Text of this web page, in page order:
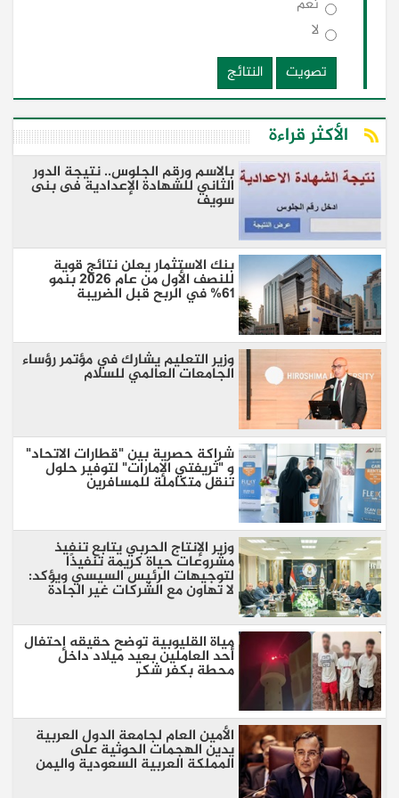
لا
تصويت
النتائج
الأكثر قراءة
بالاسم ورقم الجلوس.. نتيجة الدور
الثاني للشهادة الإعدادية فى بنى
سويف
بنك الاستثمار يعلن نتائج قوية
للنصف الأول من عام 2026 بنمو
61% في الربح قبل الضريبة
وزير التعليم يشارك في مؤتمر رؤساء
الجامعات العالمي للسلام
شراكة حصرية بين "قطارات الاتحاد"
و "ثريفتي الإمارات" لتوفير حلول
تنقل متكاملة للمسافرين
وزير الإنتاج الحربي يتابع تنفيذ
مشروعات حياة كريمة تنفيذًا
لتوجيهات الرئيس السيسي ويؤكد:
لا تهاون مع الشركات غير الجادة
مياة القليوبية توضح حقيقه إحتفال
أحد العاملين بعيد ميلاد داخل
محطة بكفر شكر
الأمين العام لجامعة الدول العربية
يدين الهجمات الحوثية على
المملكة العربية السعودية واليمن